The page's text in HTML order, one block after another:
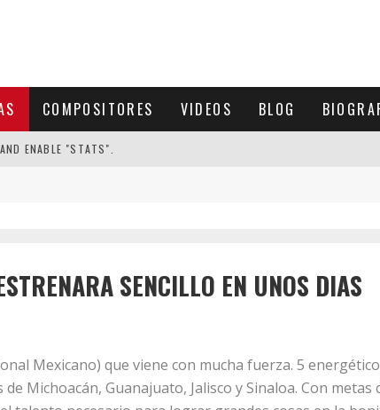
COMPOSITORES VIDEOS BLOG
ENABLE "STATS".
SENCILLO EN UNOS DIAS
Mexicano) que viene con mucha fuerza. 5
Michoacán, Guanajuato, Jalisco y Sinaloa. Con metas